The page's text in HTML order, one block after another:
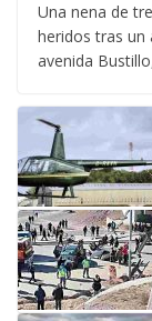
Una nena de
heridos tras un
avenida